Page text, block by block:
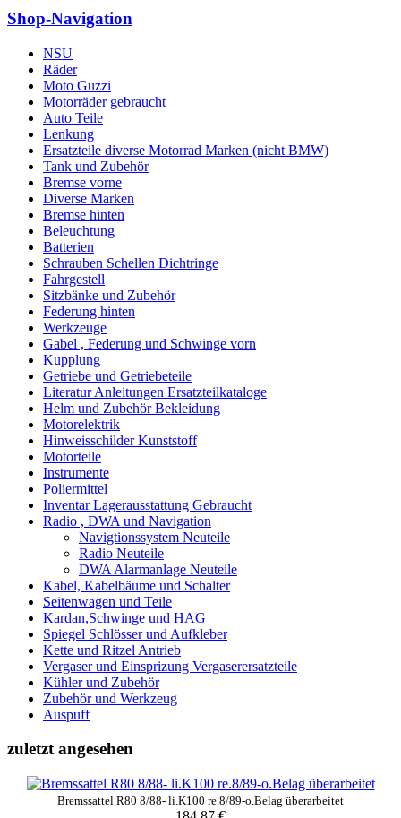
Shop-Navigation
NSU
Räder
Moto Guzzi
Motorräder gebraucht
Auto Teile
Lenkung
Ersatzteile diverse Motorrad Marken (nicht BMW)
Tank und Zubehör
Bremse vorne
Diverse Marken
Bremse hinten
Beleuchtung
Batterien
Schrauben Schellen Dichtringe
Fahrgestell
Sitzbänke und Zubehör
Federung hinten
Werkzeuge
Gabel , Federung und Schwinge vorn
Kupplung
Getriebe und Getriebeteile
Literatur Anleitungen Ersatzteilkataloge
Helm und Zubehör Bekleidung
Motorelektrik
Hinweisschilder Kunststoff
Motorteile
Instrumente
Poliermittel
Inventar Lagerausstattung Gebraucht
Radio , DWA und Navigation
Navigtionssystem Neuteile
Radio Neuteile
DWA Alarmanlage Neuteile
Kabel, Kabelbäume und Schalter
Seitenwagen und Teile
Kardan,Schwinge und HAG
Spiegel Schlösser und Aufkleber
Kette und Ritzel Antrieb
Vergaser und Einsprizung Vergaserersatzteile
Kühler und Zubehör
Zubehör und Werkzeug
Auspuff
zuletzt angesehen
Bremssattel R80 8/88- li.K100 re.8/89-o.Belag überarbeitet